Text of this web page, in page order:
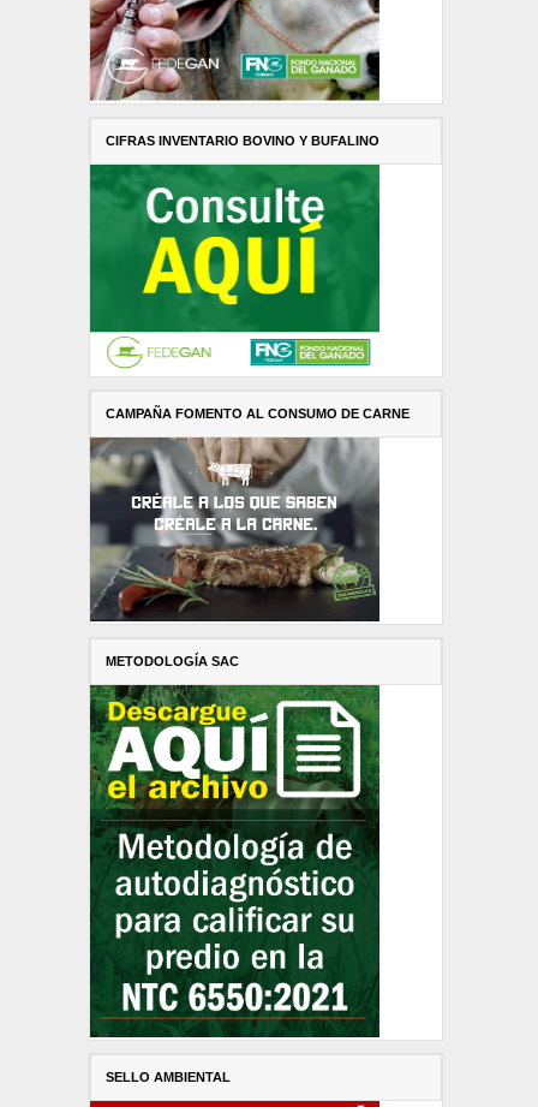
CIFRAS INVENTARIO BOVINO Y BUFALINO
CAMPAÑA FOMENTO AL CONSUMO DE CARNE
METODOLOGÍA SAC
SELLO AMBIENTAL